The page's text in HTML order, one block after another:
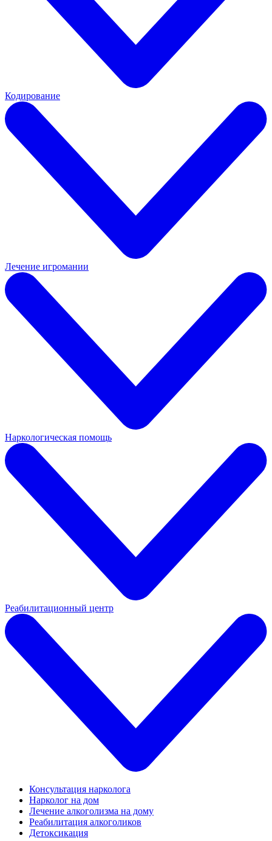
Кодирование
Лечение игромании
Наркологическая помощь
Реабилитационный центр
Консультация нарколога
Нарколог на дом
Лечение алкоголизма на дому
Реабилитация алкоголиков
Детоксикация